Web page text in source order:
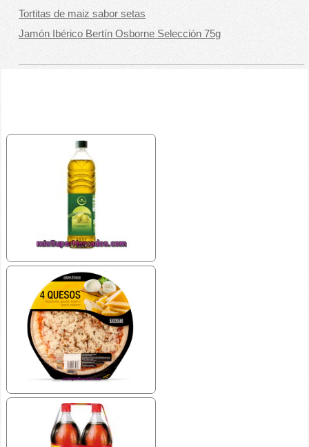
Tortitas de maiz sabor setas
Jamón Ibérico Bertín Osborne Selección 75g